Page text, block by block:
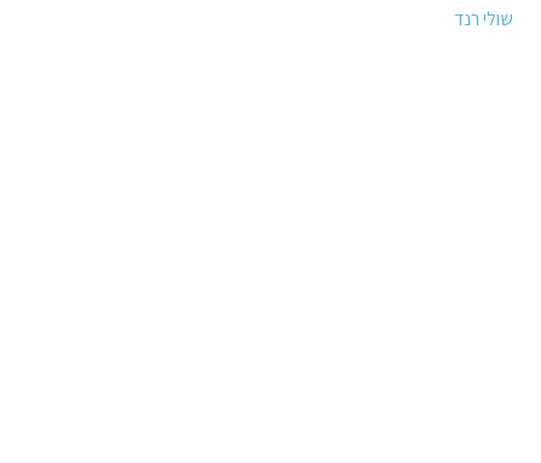
שולי רנד